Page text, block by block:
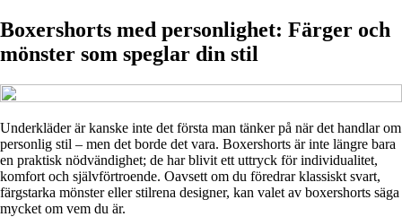
Boxershorts med personlighet: Färger och
mönster som speglar din stil
Underkläder är kanske inte det första man tänker på när det handlar om
personlig stil – men det borde det vara. Boxershorts är inte längre bara
en praktisk nödvändighet; de har blivit ett uttryck för individualitet,
komfort och självförtroende. Oavsett om du föredrar klassiskt svart,
färgstarka mönster eller stilrena designer, kan valet av boxershorts säga
mycket om vem du är.